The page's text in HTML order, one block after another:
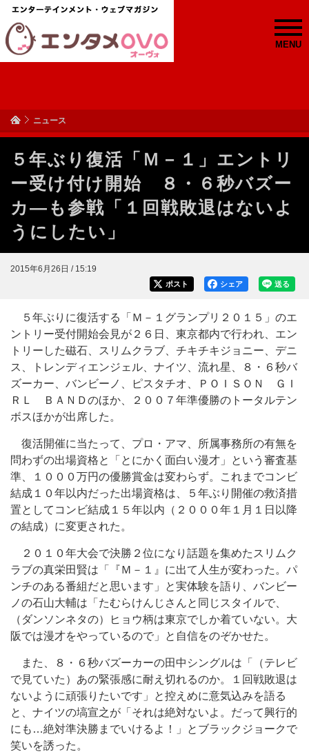
MENU
ニュース
５年ぶり復活「Ｍ－１」エントリ
ー受け付け開始 ８・６秒バズー
カ―も参戦「１回戦敗退はないよ
うにしたい」
2015年6月26日 / 15:19
送る
シェア
ポスト
５年ぶりに復活する「Ｍ－１グランプリ２０１５」のエ
ントリー受付開始会見が２６日、東京都内で行われ、エン
トリーした磁石、スリムクラブ、チキチキジョニー、デニ
ス、トレンディエンジェル、ナイツ、流れ星、８・６秒バ
ズーカー、バンビーノ、ピスタチオ、ＰＯＩＳＯＮ ＧＩ
ＲＬ ＢＡＮＤのほか、２００７年準優勝のトータルテン
ボスほかが出席した。
復活開催に当たって、プロ・アマ、所属事務所の有無を
問わずの出場資格と「とにかく面白い漫才」という審査基
準、１０００万円の優勝賞金は変わらず。これまでコンビ
結成１０年以内だった出場資格は、５年ぶり開催の救済措
置としてコンビ結成１５年以内（２０００年１月１日以降
の結成）に変更された。
２０１０年大会で決勝２位になり話題を集めたスリムク
ラブの真栄田賢は「『Ｍ－１』に出て人生が変わった。パ
ンチのある番組だと思います」と実体験を語り、バンビー
ノの石山大輔は「たむらけんじさんと同じスタイルで、
（ダンソンネタの）ヒョウ柄は東京でしか着ていない。大
阪では漫才をやっているので」と自信をのぞかせた。
また、８・６秒バズーカーの田中シングルは「（テレビ
で見ていた）あの緊張感に耐え切れるのか。１回戦敗退は
ないように頑張りたいです」と控えめに意気込みを語る
と、ナイツの塙宣之が「それは絶対ないよ。だって興行的
にも…絶対準決勝までいけるよ！」とブラックジョークで
笑いを誘った。